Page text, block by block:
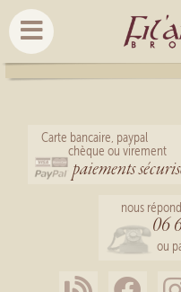
Carte bancaire, paypal
chèque ou virement
paiements
nous
06
ou